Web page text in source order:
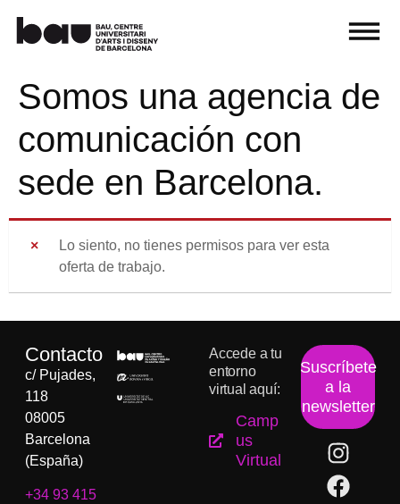
Somos una agencia de
comunicación con
sede en Barcelona.
Lo siento, no tienes permisos para ver esta
oferta de trabajo.
Contacto
c/ Pujades,
118
08005
Barcelona
(España)
+34 93 415
Accede a tu
entorno
virtual aquí:
Camp
us
Virtual
Suscríbete
a la
newsletter